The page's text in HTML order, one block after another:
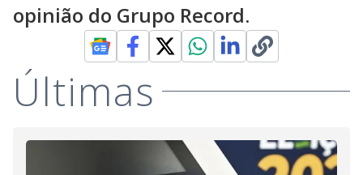
opinião do Grupo Record.
Últimas